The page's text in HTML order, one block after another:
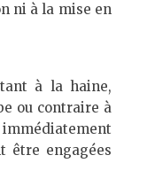
ni à la mise en
à la haine,
ou contraire à
être engagées